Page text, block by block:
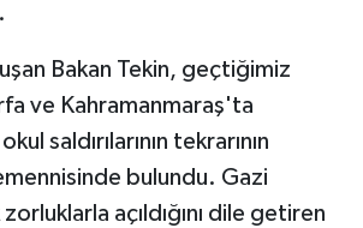
Bakan Tekin, geçtiğimiz
ve Kahramanmaraş'ta
saldırılarının tekrarının
bulundu. Gazi
açıldığını dile getiren